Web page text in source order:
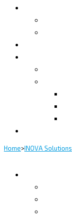
Home>INOVA Solutions